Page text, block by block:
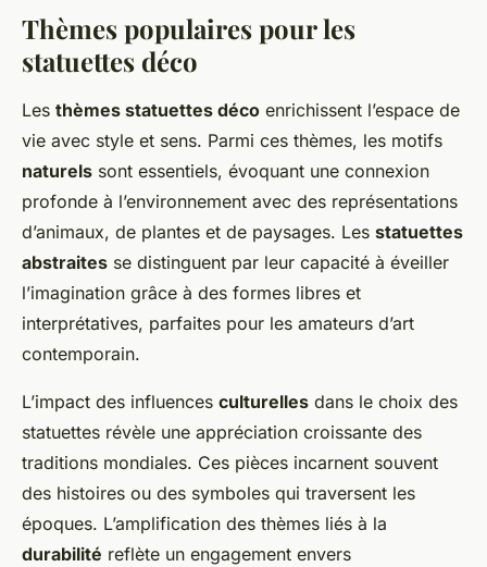
Thèmes populaires pour les
statuettes déco
Les thèmes statuettes déco enrichissent l’espace de
vie avec style et sens. Parmi ces thèmes, les motifs
naturels sont essentiels, évoquant une connexion
profonde à l’environnement avec des représentations
d’animaux, de plantes et de paysages. Les statuettes
abstraites se distinguent par leur capacité à éveiller
l’imagination grâce à des formes libres et
interprétatives, parfaites pour les amateurs d’art
contemporain.
L’impact des influences culturelles dans le choix des
statuettes révèle une appréciation croissante des
traditions mondiales. Ces pièces incarnent souvent
des histoires ou des symboles qui traversent les
époques. L’amplification des thèmes liés à la
durabilité reflète un engagement envers